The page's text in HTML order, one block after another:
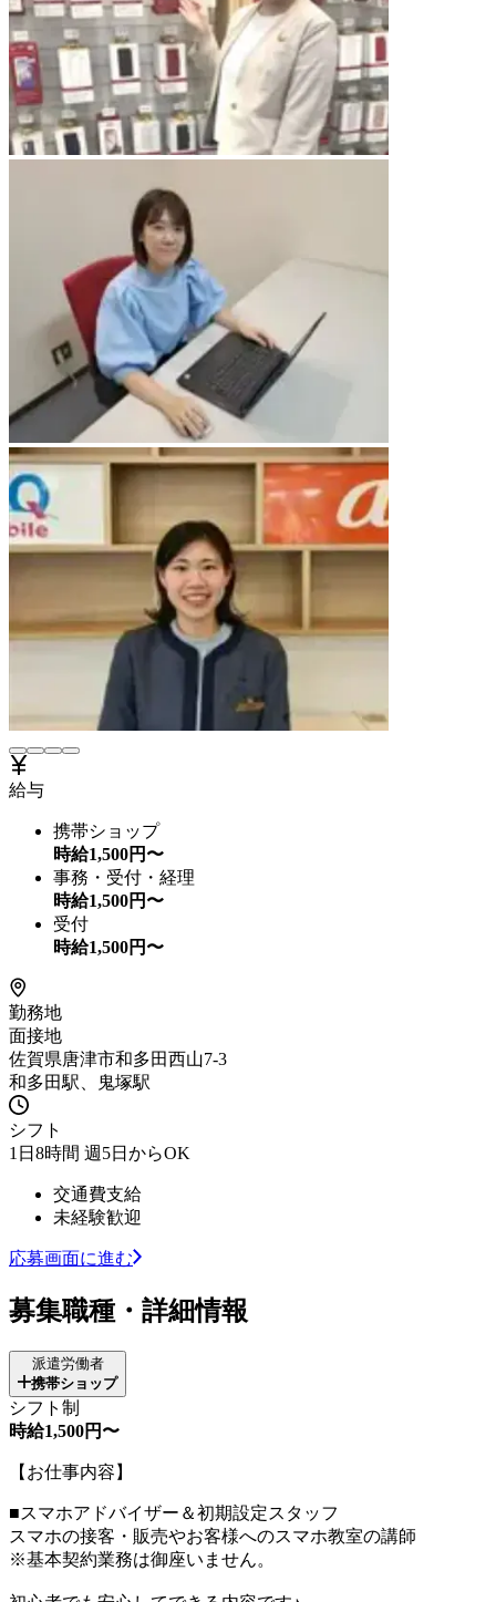
給与
携帯ショップ
時給1,500円〜
事務・受付・経理
時給1,500円〜
受付
時給1,500円〜
勤務地
面接地
佐賀県唐津市和多田西山7-3
和多田駅、鬼塚駅
シフト
1日8時間 週5日からOK
交通費支給
未経験歓迎
応募画面に進む
募集職種・詳細情報
派遣労働者
携帯ショップ
シフト制
時給1,500円〜
【お仕事内容】
■スマホアドバイザー＆初期設定スタッフ
スマホの接客・販売やお客様へのスマホ教室の講師
※基本契約業務は御座いません。